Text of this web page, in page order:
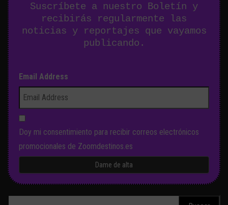
Suscríbete a nuestro Boletín y
recibirás regularmente las
noticias y reportajes que vayamos
publicando.
Email Address
Doy mi consentimiento para recibir correos electrónicos
promocionales de Zoomdestinos.es